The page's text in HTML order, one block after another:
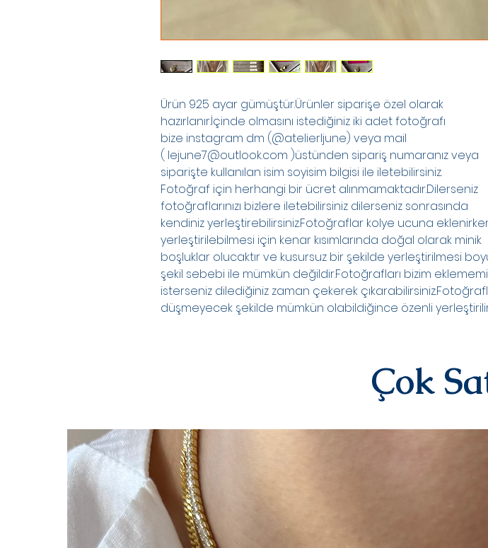
Ürün 925 ayar gümüştür.Ürünler siparişe özel olarak
hazırlanır.İçinde olmasını istediğiniz iki adet fotoğrafı
bize instagram dm (@atelierljune) veya mail
( lejune7@outlook.com )üstünden sipariş numaranız veya
siparişte kullanılan isim soyisim bilgisi ile iletebilirsiniz.
Fotoğraf için herhangi bir ücret alınmamaktadır.Dilerseniz
fotoğraflarınızı bizlere iletebilirsiniz dilerseniz sonrasında
kendiniz yerleştirebilirsiniz.Fotoğraflar kolye ucuna
yerleştirilebilmesi için kenar kısımlarında doğal olarak minik
boşluklar olucaktır ve kusursuz bir şekilde yerleştirilmesi
şekil sebebi ile mümkün değildir.Fotoğrafları bizim
isterseniz dilediğiniz zaman çekerek
düşmeyecek şekilde mümkün olabildiğince özenli
Çok